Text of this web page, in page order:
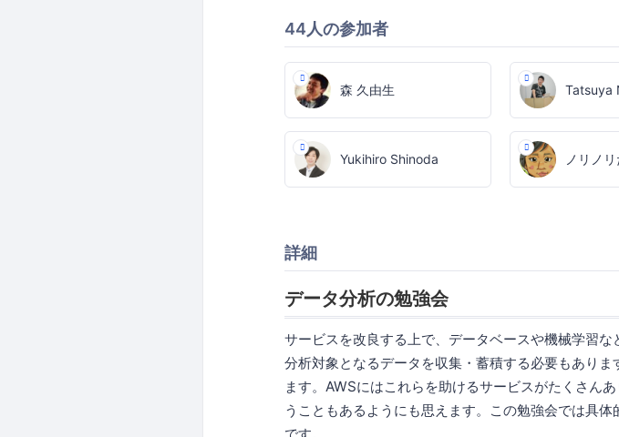
44人の参加者
森 久由生 Tatsuya
Yukihiro Shinoda ノリノ
詳細
データ分析の勉強会
サービスを改良する上で、データベースや機械学習
分析対象となるデータを収集・蓄積する必要もあり
ます。AWSにはこれらを助けるサービスがたくさん
うこともあるようにも思えます。この勉強会では具
です。